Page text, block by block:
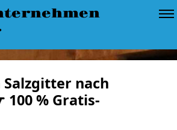
Salzgitter nach
100 % Gratis-